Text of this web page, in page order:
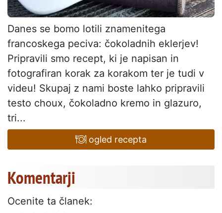
Danes se bomo lotili znamenitega
francoskega peciva: čokoladnih eklerjev!
Pripravili smo recept, ki je napisan in
fotografiran korak za korakom ter je tudi v
videu! Skupaj z nami boste lahko pripravili
testo choux, čokoladno kremo in glazuro,
tri...
ogled recepta
Komentarji
Ocenite ta članek: